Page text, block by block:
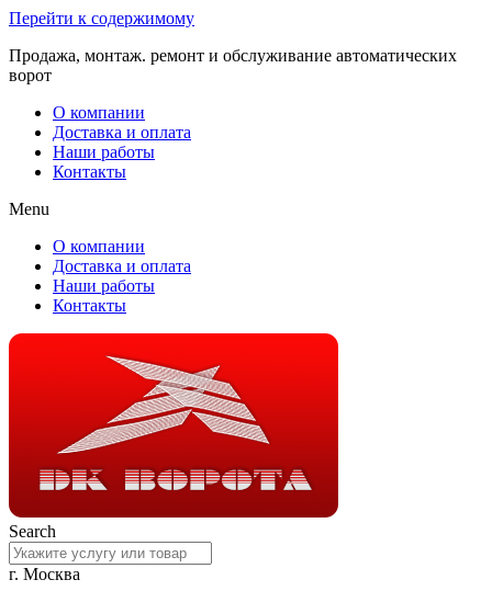
Перейти к содержимому
Продажа, монтаж. ремонт и обслуживание автоматических
ворот
О компании
Доставка и оплата
Наши работы
Контакты
Menu
О компании
Доставка и оплата
Наши работы
Контакты
Search
г. Москва